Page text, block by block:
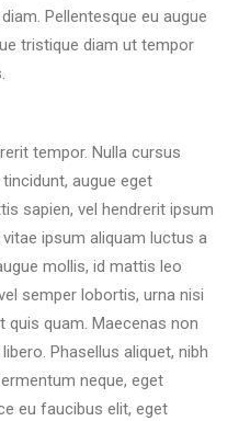
Pellentesque eu augue
tristique diam ut tempor
tempor. Nulla cursus
augue eget
sapien, vel hendrerit ipsum
ipsum aliquam luctus a
mollis, id mattis leo
semper lobortis, urna nisi
quis quam. Maecenas non
Phasellus aliquet, nibh
neque, eget
eu faucibus elit, eget